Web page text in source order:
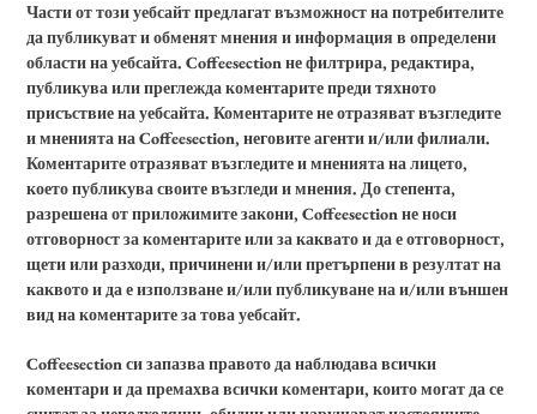
Части от този уебсайт предлагат възможност на потребителите
да публикуват и обменят мнения и информация в определени
области на уебсайта. Coffeesection не филтрира, редактира,
публикува или преглежда коментарите преди тяхното
присъствие на уебсайта. Коментарите не отразяват възгледите
и мненията на Coffeesection, неговите агенти и/или филиали.
Коментарите отразяват възгледите и мненията на лицето,
което публикува своите възгледи и мнения. До степента,
разрешена от приложимите закони, Coffeesection не носи
отговорност за коментарите или за каквато и да е отговорност,
щети или разходи, причинени и/или претърпени в резултат на
каквото и да е използване и/или публикуване на и/или външен
вид на коментарите за това уебсайт.
Coffeesection си запазва правото да наблюдава всички
коментари и да премахва всички коментари, които могат да се